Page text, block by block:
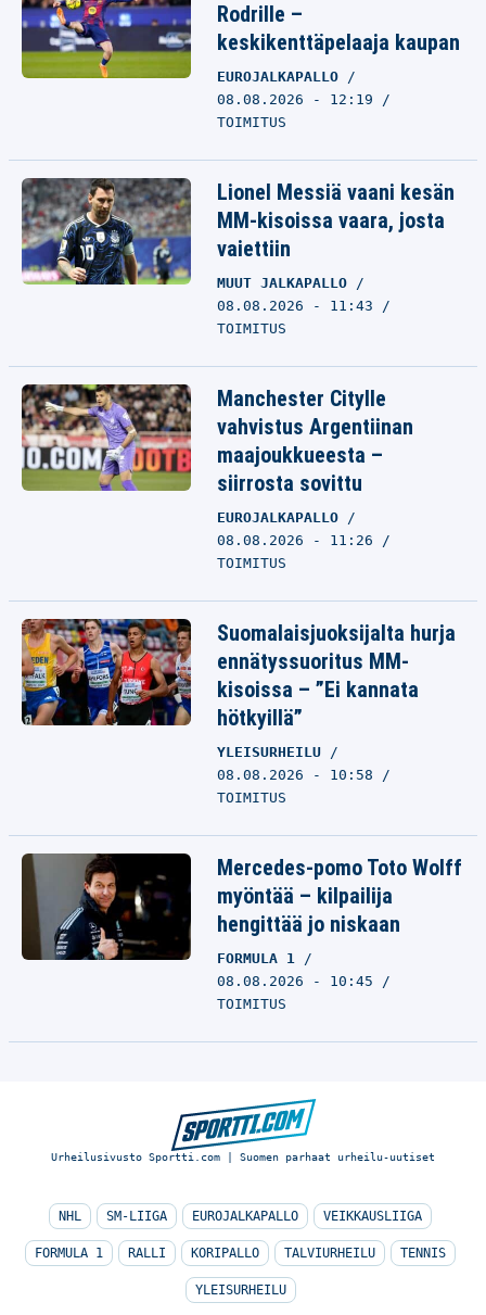
Rodrille –
keskikenttäpelaaja kaupan
EUROJALKAPALLO
08.08.2026 - 12:19
TOIMITUS
Lionel Messiä vaani kesän
MM-kisoissa vaara, josta
vaiettiin
MUUT JALKAPALLO
08.08.2026 - 11:43
TOIMITUS
Manchester Citylle
vahvistus Argentiinan
maajoukkueesta –
siirrosta sovittu
EUROJALKAPALLO
08.08.2026 - 11:26
TOIMITUS
Suomalaisjuoksijalta hurja
ennätyssuoritus MM-
kisoissa – ”Ei kannata
hötkyillä”
YLEISURHEILU
08.08.2026 - 10:58
TOIMITUS
Mercedes-pomo Toto Wolff
myöntää – kilpailija
hengittää jo niskaan
FORMULA 1
08.08.2026 - 10:45
TOIMITUS
Urheilusivusto Sportti.com | Suomen parhaat urheilu-uutiset
NHL SM-LIIGA EUROJALKAPALLO VEIKKAUSLIIGA
FORMULA 1 RALLI KORIPALLO TALVIURHEILU TENNIS
YLEISURHEILU